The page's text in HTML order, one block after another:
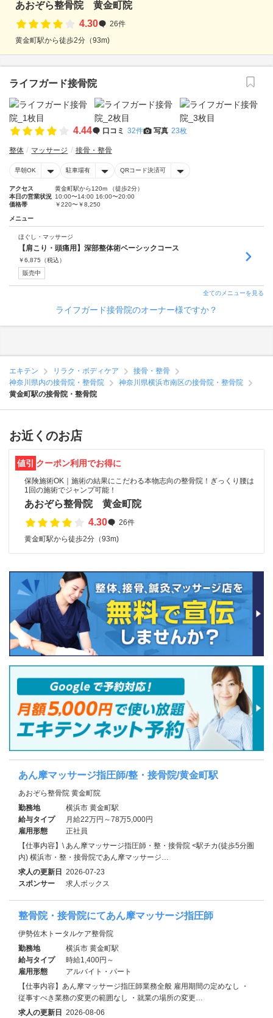
あおぞら整骨院 黄金町院
4.30
26件
黄金町駅から徒歩2分（93m)
ライフガード接骨院
4.44 口コミ 32件 写真 23枚
整体 マッサージ 接骨・整骨
早朝OK 駐車場有 QRコード決済可
アクセス
黄金町駅から120m （徒歩2分）
本日の営業状況 10:00〜14:00 16:00〜20:00
価格帯
￥220〜￥8,250
メニュー
ほぐし・マッサージ
【肩こり・頭痛用】深部整体術ベーシックコース
￥6,875 （税込）
販売中
全てのメニューを見る
ライフガード接骨院のオーナー様ですか？
エキテン リラク・ボディケア
接骨・整骨
神奈川県内の接骨院・整骨院
神奈川県横浜市南区の接骨院・整骨院
黄金町駅の接骨院・整骨院
お近くのお店
値引 クーポン利用でお得に
保険施術OK｜施術の結果にこだわる本物志向の整骨院！ぎっくり腰は
1回の施術でジャンプ可能！
あおぞら整骨院 黄金町院
4.30
26件
黄金町駅から徒歩2分（93m)
あん摩マッサージ指圧師/整・接骨院/黄金町駅
あおぞら整骨院 黄金町院
勤務地
横浜市 黄金町駅
給与タイプ
月給22万円～78万5,000円
雇用形態
正社員
【仕事内容】\ あん摩マッサージ指圧師・整・接骨院 <駅チカ(徒歩5分圏
内) 横浜市・整・接骨院であん摩マッサージ…
求人の更新日 2026-07-23
スポンサー
求人ボックス
整骨院・接骨院にてあん摩マッサージ指圧師
伊勢佐木トータルケア整骨院
勤務地
横浜市 黄金町駅
給与タイプ
時給1,400円～
雇用形態
アルバイト・パート
【仕事内容】あん摩マッサージ指圧師業務全般 雇用期間の定めなし ・
従事すべき業務の変更の範囲なし ・就業の場所の変更…
求人の更新日 2026-08-06